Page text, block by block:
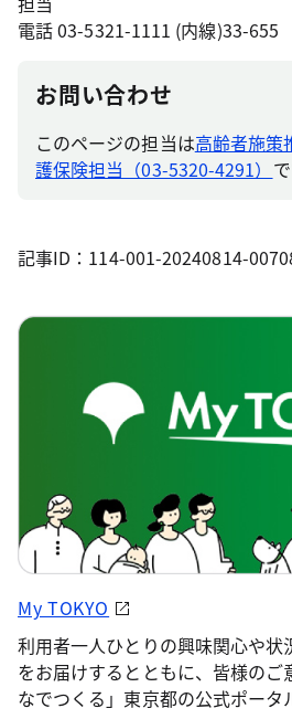
電話 03-5321-1111 (内線)33-655
お問い合わせ
このページの担当は高齢者施策
護保険担当（03-5320-4291） で
記事ID：114-001-20240814-
My TOKYO
利用者一人ひとりの興味関心や状
をお届けするとともに、皆様のご
なでつくる」東京都の公式ポータ